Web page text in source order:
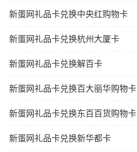
新蛋网礼品卡兑换中央红购物卡
新蛋网礼品卡兑换杭州大厦卡
新蛋网礼品卡兑换解百卡
新蛋网礼品卡兑换百大丽华购物卡
新蛋网礼品卡兑换东百百货购物卡
新蛋网礼品卡兑换新华都卡